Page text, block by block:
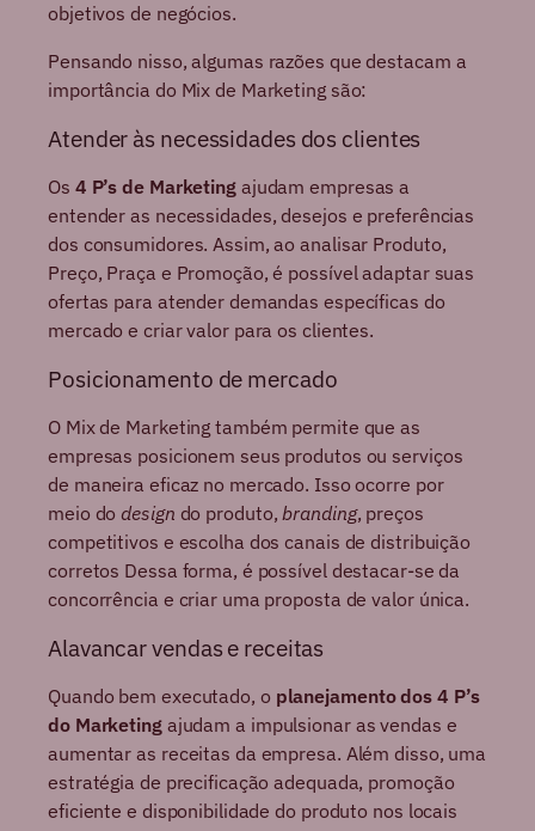
objetivos de negócios.
Pensando nisso, algumas razões que destacam a
importância do Mix de Marketing são:
Atender às necessidades dos clientes
Os 4 P’s de Marketingajudam empresas a
entender as necessidades, desejos e preferências
dos consumidores. Assim, ao analisar Produto,
Preço, Praça e Promoção, é possível adaptar suas
ofertas para atender demandas específicas do
mercado e criar valor para os clientes.
Posicionamento de mercado
O Mix de Marketing também permite que as
empresas posicionem seus produtos ou serviços
de maneira eficaz no mercado. Isso ocorre por
meio do design do produto,branding, preços
competitivos e escolha dos canais de distribuição
corretos Dessa forma, é possível destacar-se da
concorrência e criar uma proposta de valor única.
Alavancar vendas e receitas
Quando bem executado, o planejamento dos 4 P’s
do Marketingajudam a impulsionar as vendas e
aumentar as receitas da empresa. Além disso, uma
estratégia de precificação adequada, promoção
eficiente e disponibilidade do produto nos locais